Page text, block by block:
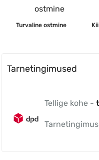
Turvaline ostmine
Tarnetingimused
Tellige kohe -